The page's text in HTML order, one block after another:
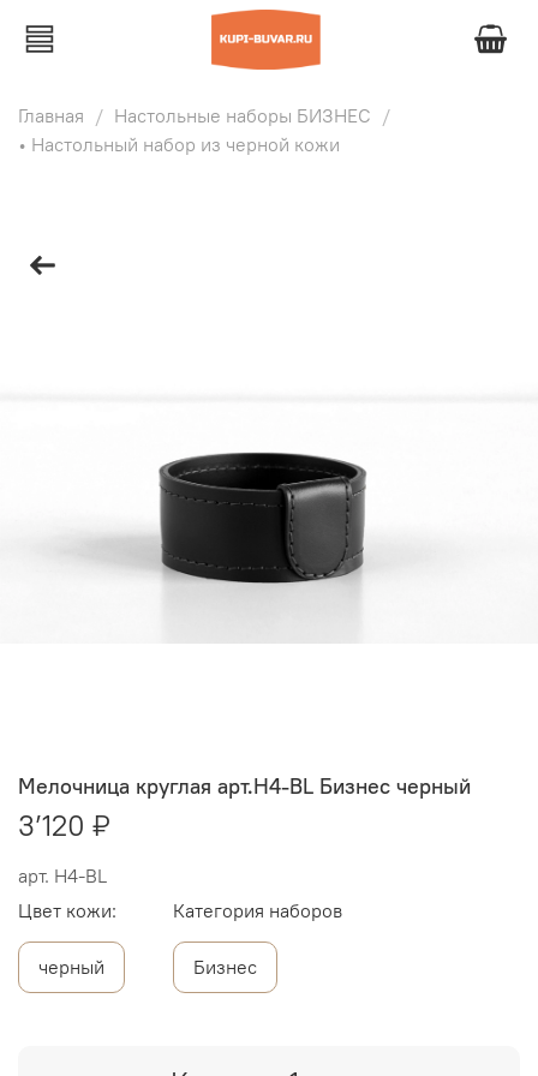
Главная
Настольные наборы БИЗНЕС
• Настольный набор из черной кожи
арт. Н4-BL
Мелочница круглая арт.Н4-BL Бизнес черный
3’120 ₽
Цвет кожи:
черный
Категория наборов
Бизнес